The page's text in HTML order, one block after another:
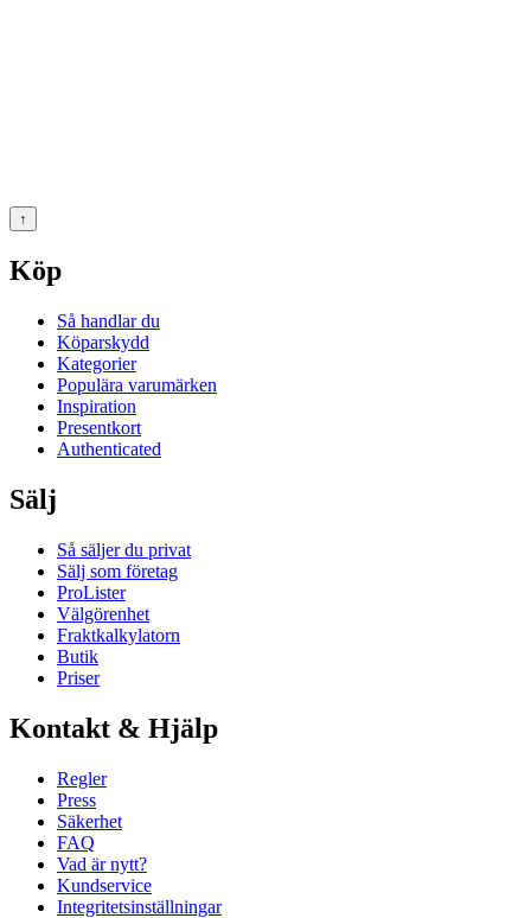
↑
Köp
Så handlar du
Köparskydd
Kategorier
Populära varumärken
Inspiration
Presentkort
Authenticated
Sälj
Så säljer du privat
Sälj som företag
ProLister
Välgörenhet
Fraktkalkylatorn
Butik
Priser
Kontakt & Hjälp
Regler
Press
Säkerhet
FAQ
Vad är nytt?
Kundservice
Integritetsinställningar